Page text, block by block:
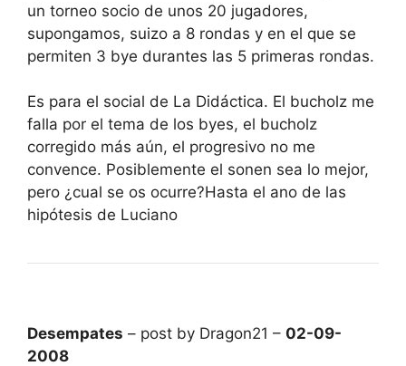
un torneo socio de unos 20 jugadores,
supongamos, suizo a 8 rondas y en el que se
permiten 3 bye durantes las 5 primeras rondas.
Es para el social de La Didáctica. El bucholz me
falla por el tema de los byes, el bucholz
corregido más aún, el progresivo no me
convence. Posiblemente el sonen sea lo mejor,
pero ¿cual se os ocurre?Hasta el ano de las
hipótesis de Luciano
Desempates – post by Dragon21 – 02-09-
2008